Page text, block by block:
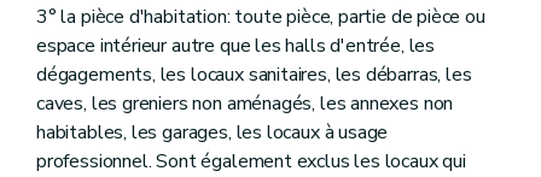
3° la pièce d'habitation: toute pièce, partie de pièce ou
espace intérieur autre que les halls d'entrée, les
dégagements, les locaux sanitaires, les débarras, les
caves, les greniers non aménagés, les annexes non
habitables, les garages, les locaux à usage
professionnel. Sont également exclus les locaux qui